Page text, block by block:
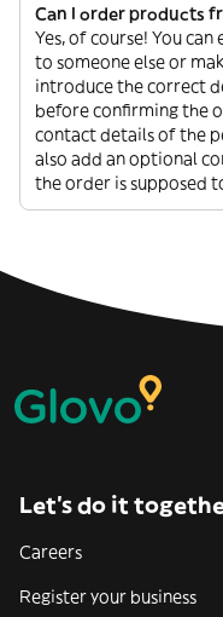
Can I order products
Yes, of course! You
to someone else or
introduce the correct
before confirming the
contact details of the
also add an optional
the order is supposed
Let’s do it
Careers
Register your business